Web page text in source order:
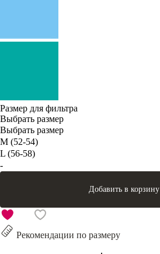
Размер для фильтра
Выбрать размер
Выбрать размер
M (52-54)
L (56-58)
-
Добавить в корзину
Рекомендации по размеру